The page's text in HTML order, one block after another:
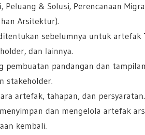
& Solusi, Perencanaan
Arsitektur).
sebelumnya untuk artefak
dan lainnya.
pembuatan pandangan dan
stakeholder.
artefak, tahapan, dan persyaratan.
dan mengelola artefak
kembali.